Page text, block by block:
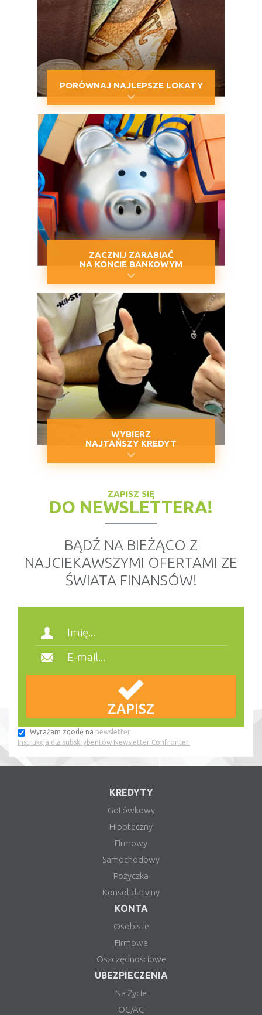
PORÓWNAJ NAJLEPSZE LOKATY
ZACZNIJ ZARABIAĆ
NA KONCIE BANKOWYM
WYBIERZ
NAJTAŃSZY KREDYT
ZAPISZ SIĘ
DO NEWSLETTERA!
BĄDŹ NA BIEŻĄCO Z
NAJCIEKAWSZYMI OFERTAMI ZE
ŚWIATA FINANSÓW!
Wyrażam zgodę na newsletter
Instrukcja dla subskrybentów Newsletter Confronter.
KREDYTY
Gotówkowy
Hipoteczny
Firmowy
Samochodowy
Pożyczka
Konsolidacyjny
KONTA
Osobiste
Firmowe
Oszczędnościowe
UBEZPIECZENIA
Na Życie
OC/AC